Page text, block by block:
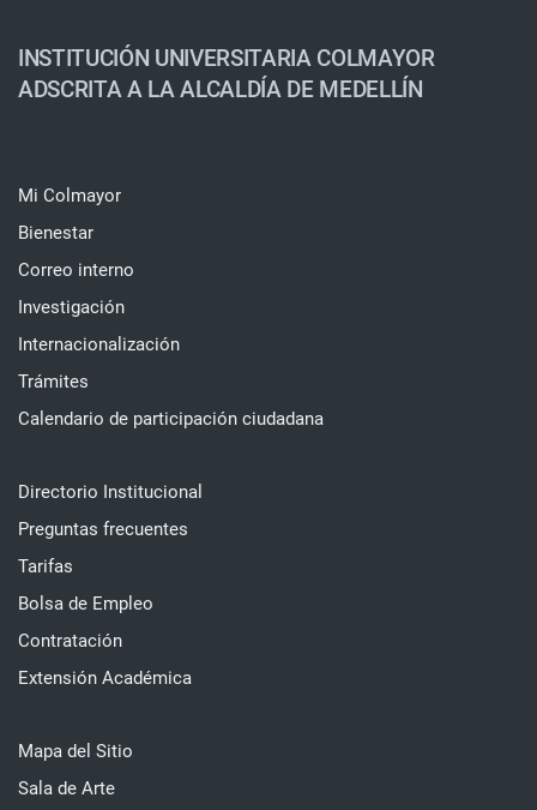
INSTITUCIÓN UNIVERSITARIA COLMAYOR
ADSCRITA A LA ALCALDÍA DE MEDELLÍN
Mi Colmayor
Bienestar
Correo interno
Investigación
Internacionalización
Trámites
Calendario de participación ciudadana
Directorio Institucional
Preguntas frecuentes
Tarifas
Bolsa de Empleo
Contratación
Extensión Académica
Mapa del Sitio
Sala de Arte